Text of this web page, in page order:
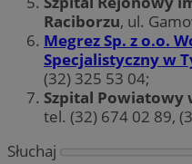
Raciborzu, ul.
Megrez Sp. z o.o.
Specjalistyczny w
(32) 325 53 04;
Szpital Powiatowy
tel. (32) 674 02 89,
Słuchaj